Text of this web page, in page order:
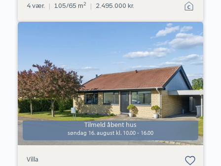
4 vær. | 105/65 m2 | 2.495.000 kr.
Snestrup,
5210
Odense
NV
Tilmeld åbent hus
søndag 16. august kl. 10.00 - 16.00
Villa
Bolig er gemt
under dine